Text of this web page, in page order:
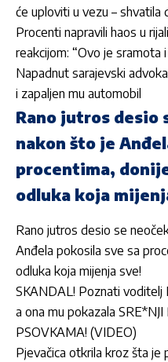
će uploviti u vezu – shvatila
Procenti napravili haos u
reakcijom: “Ovo je sramota
Napadnut sarajevski
i zapaljen mu automobil
Rano jutros desio
nakon što je
procentima,
odluka koja
Rano jutros desio se
Anđela pokosila sve sa
odluka koja mijenja sve!
SKANDAL! Poznati voditelj
a ona mu pokazala
PSOVKAMA! (VIDEO)
Pjevačica otkrila kroz šta je